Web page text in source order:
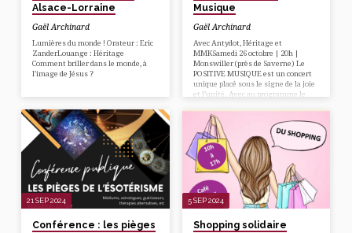
Alsace-Lorraine
Gaël Archinard
Lumières du monde ! Orateur : Eric
ZanderLouange : Héritage
Comment briller dans le monde, à
l’image de Jésus ?
Musique
Gaël Archinard
Avec Antydot, Héritage et
MMKSamedi 26 octobre | 20h |
Monswiller (près de Saverne) Le
POSITIVE MUSIQUE est un concert
unique placé sous le signe de la joie
et l’unité. Avec au programme le
le cadre de sa tournée pour son
dernier album « Louange II »), mais
aussi le duo québécois HÉRITAGE
composé de Sébastien Demrey et
Jimmy Lahaie. Sans oublier MMK le
groupe strasbourgeois de folk
alternatif. Le concert se déroulera à
l’espace Le ZORNHOFF…
21 SEP 2024
Conférence : les pièges
5 SEP 2024
Shopping solidaire